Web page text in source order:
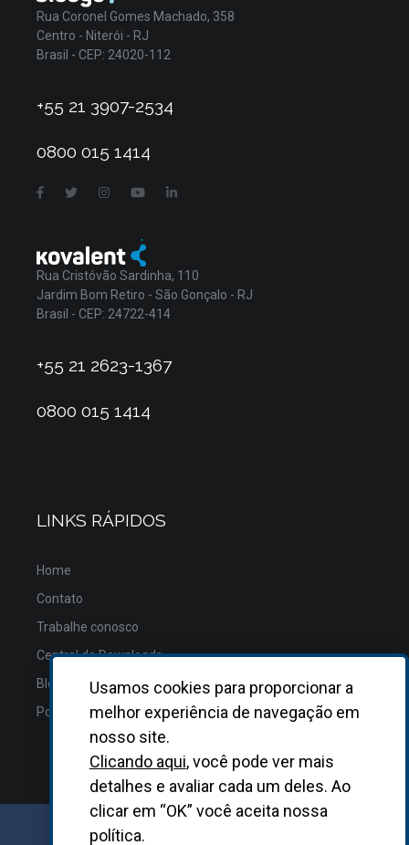
Rua Coronel Gomes Machado, 358
Centro - Niterói - RJ
Brasil - CEP: 24020-112
+55 21 3907-2534
0800 015 1414
Rua Cristóvão Sardinha, 110
Jardim Bom Retiro - São Gonçalo - RJ
Brasil - CEP: 24722-414
+55 21 2623-1367
0800 015 1414
LINKS RÁPIDOS
Home
Contato
Trabalhe conosco
Central de Downloads
Blog
Política de Privacidade
Usamos cookies para proporcionar a
melhor experiência de navegação em
nosso site.
Clicando aqui, você pode ver mais
detalhes e avaliar cada um deles. Ao
clicar em “OK” você aceita nossa
política.